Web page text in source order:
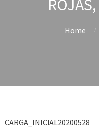
Home
CARGA_INICIAL20200528